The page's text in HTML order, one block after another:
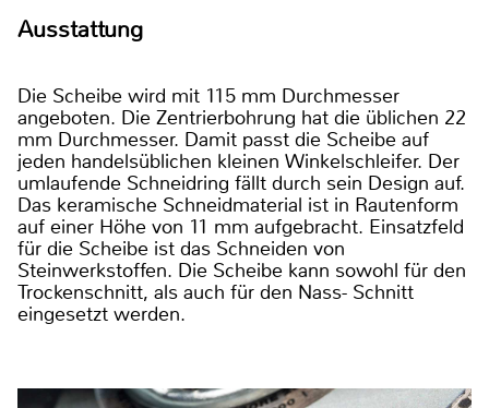
Ausstattung
Die Scheibe wird mit 115 mm Durchmesser
angeboten. Die Zentrierbohrung hat die üblichen 22
mm Durchmesser. Damit passt die Scheibe auf
jeden handelsüblichen kleinen Winkelschleifer. Der
umlaufende Schneidring fällt durch sein Design auf.
Das keramische Schneidmaterial ist in Rautenform
auf einer Höhe von 11 mm aufgebracht. Einsatzfeld
für die Scheibe ist das Schneiden von
Steinwerkstoffen. Die Scheibe kann sowohl für den
Trockenschnitt, als auch für den Nass- Schnitt
eingesetzt werden.